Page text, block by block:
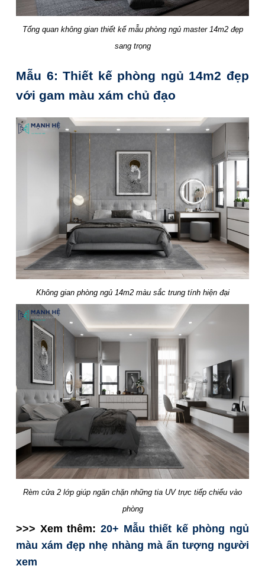
Tổng quan không gian thiết kế mẫu phòng ngủ master 14m2 đẹp
sang trọng
Mẫu 6: Thiết kế phòng ngủ 14m2 đẹp
với gam màu xám chủ đạo
Không gian phòng ngủ 14m2 màu sắc trung tính hiện đại
Rèm cửa 2 lớp giúp ngăn chặn những tia UV trực tiếp chiếu vào
phòng
>>> Xem thêm: 20+ Mẫu thiết kế phòng ngủ
màu xám đẹp nhẹ nhàng mà ấn tượng người
xem